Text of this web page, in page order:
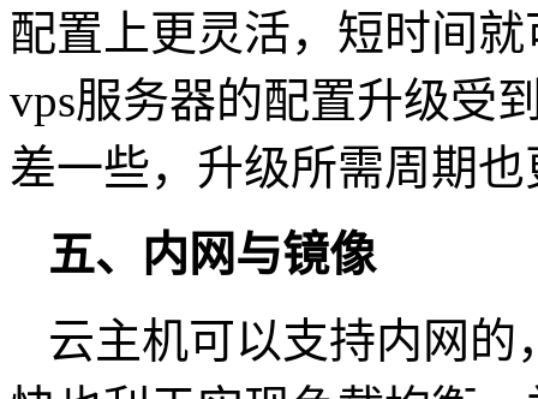
配置上更灵活，短时间
vps服务器的配置升级受
差一些，升级所需周期也
五、内网与镜像
云主机可以支持内网